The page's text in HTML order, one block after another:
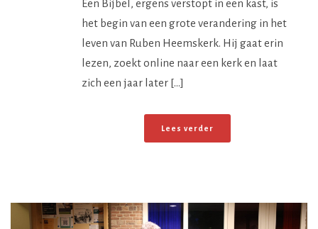
Een Bijbel, ergens verstopt in een kast, is
het begin van een grote verandering in het
leven van Ruben Heemskerk. Hij gaat erin
lezen, zoekt online naar een kerk en laat
zich een jaar later [...]
Lees verder